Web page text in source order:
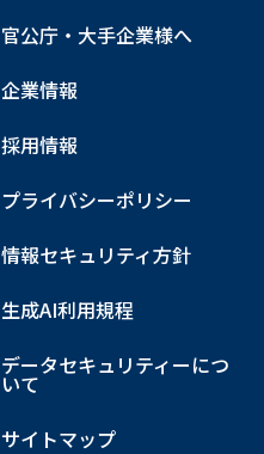
官公庁・大手企業様へ
企業情報
採用情報
プライバシーポリシー
情報セキュリティ方針
生成AI利用規程
データセキュリティーにつ
いて
サイトマップ